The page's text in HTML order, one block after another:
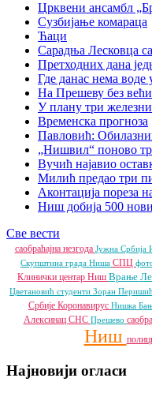
Црквени ансамбл
Сузбијање комараца
Ћаци
Сарадња Лесковца
Претходних дана
Где данас нема
На Прешеву без
У плану три
Временска прогноза
Павловић:
„Нишвил“ поново
Вучић најавио
Милић предао три
Аконтација пореза
Ниш добија 500
Све вести
саобраћајна незгода Јужна Србија
Скупштина града Ниша СПЦ
Клинички центар Ниш Врање
Цветановић студенти Зоран Перишић
Србије Коронавирус Нишка
Алексинац СНС Прешево
Ниш
Најновији огласи